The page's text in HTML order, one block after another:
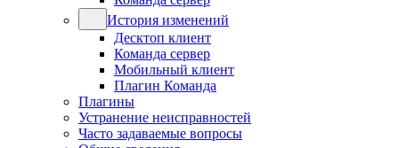
История изменений
Десктоп клиент
Команда сервер
Мобильный клиент
Плагин Команда
Плагины
Устранение неисправностей
Часто задаваемые вопросы